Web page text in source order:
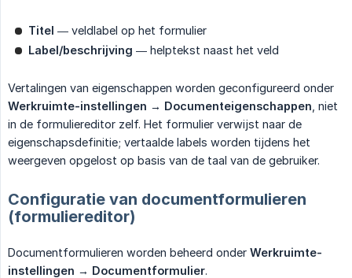
Titel — veldlabel op het formulier
Label/beschrijving — helptekst naast het veld
Vertalingen van eigenschappen worden geconfigureerd onder
Werkruimte-instellingen → Documenteigenschappen , niet
in de formuliereditor zelf. Het formulier verwijst naar de
eigenschapsdefinitie; vertaalde labels worden tijdens het
weergeven opgelost op basis van de taal van de gebruiker.
Configuratie van documentformulieren
(formuliereditor)
Documentformulieren worden beheerd onder Werkruimte-
instellingen → Documentformulier.